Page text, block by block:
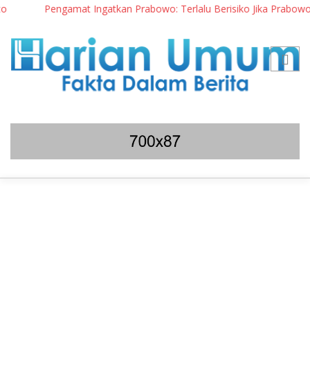
Pengamat Ingatkan Prabowo: Terlalu Berisiko Jika Prabowo